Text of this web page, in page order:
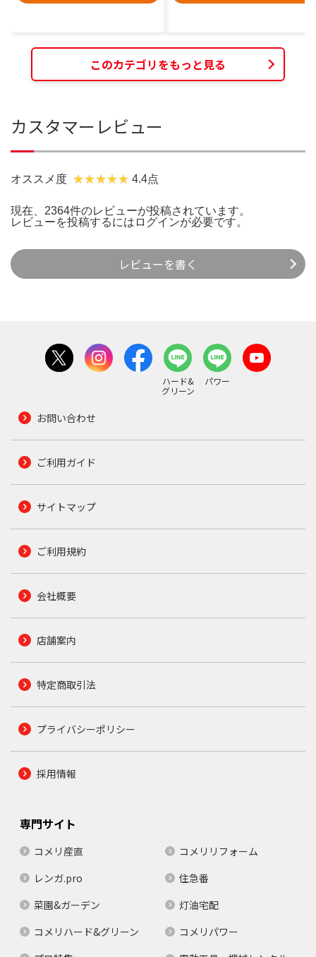
このカテゴリをもっと見る
カスタマーレビュー
オススメ度 4.4点
現在、2364件のレビューが投稿されています。
レビューを投稿するには ログインが必要です。
レビューを書く
ハード&
グリーン
パワー
お問い合わせ
ご利用ガイド
サイトマップ
ご利用規約
会社概要
店舗案内
特定商取引法
プライバシーポリシー
採用情報
専門サイト
コメリ産直
コメリリフォーム
レンガ.pro
住急番
菜園&ガーデン
灯油宅配
コメリハード&グリーン
コメリパワー